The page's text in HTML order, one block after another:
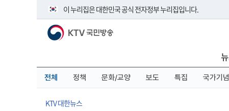
이 누리집은 대한민국 공식 전자정부 누리집입니다.
공식 누리집 주소 확인하기
이밖에 or.kr 또는 .kr등 다른 도메인 주소를 사용하고 있다면 아
KTV 국민방송
전체 정책 문화/교양 보도 특집 국가기
KTV 대한뉴스